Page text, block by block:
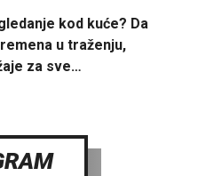
kod kuće? Da
u traženju,
za sve…